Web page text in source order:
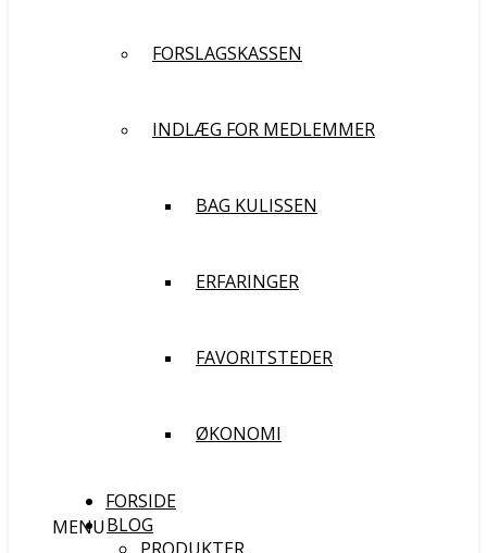
FORSLAGSKASSEN
INDLÆG FOR MEDLEMMER
BAG KULISSEN
ERFARINGER
FAVORITSTEDER
ØKONOMI
MENU
FORSIDE
BLOG